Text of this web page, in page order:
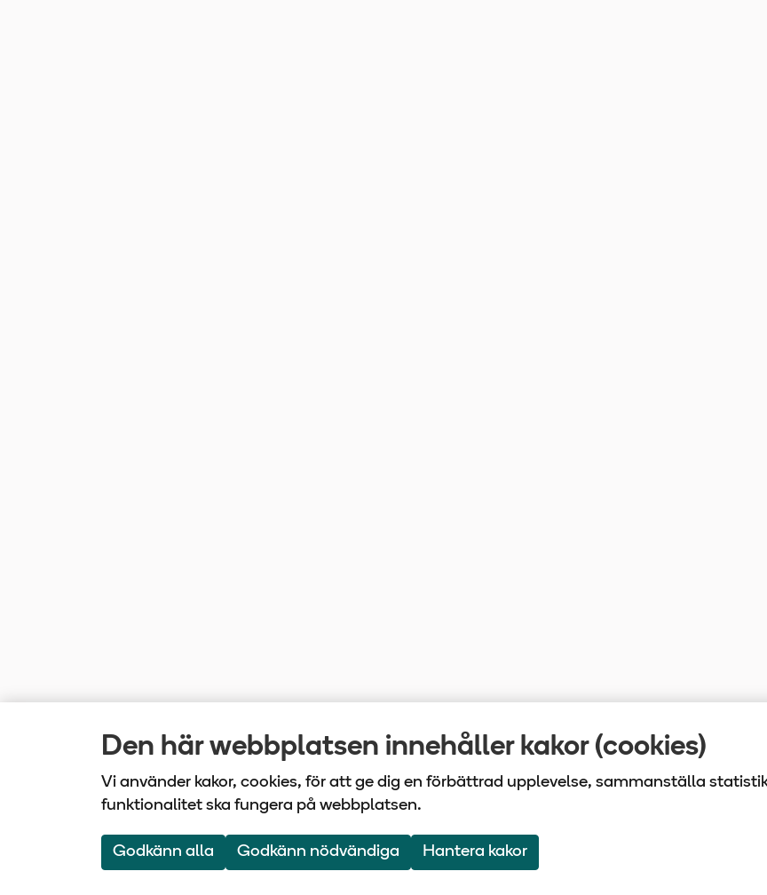
Den här webbplatsen innehåller kakor (cookies)
Vi använder kakor, cookies, för att ge dig en förbättrad upplevelse, sammanställa
funktionalitet ska fungera på webbplatsen.
Godkänn alla Godkänn nödvändiga Hantera kakor
Om webbplatsen